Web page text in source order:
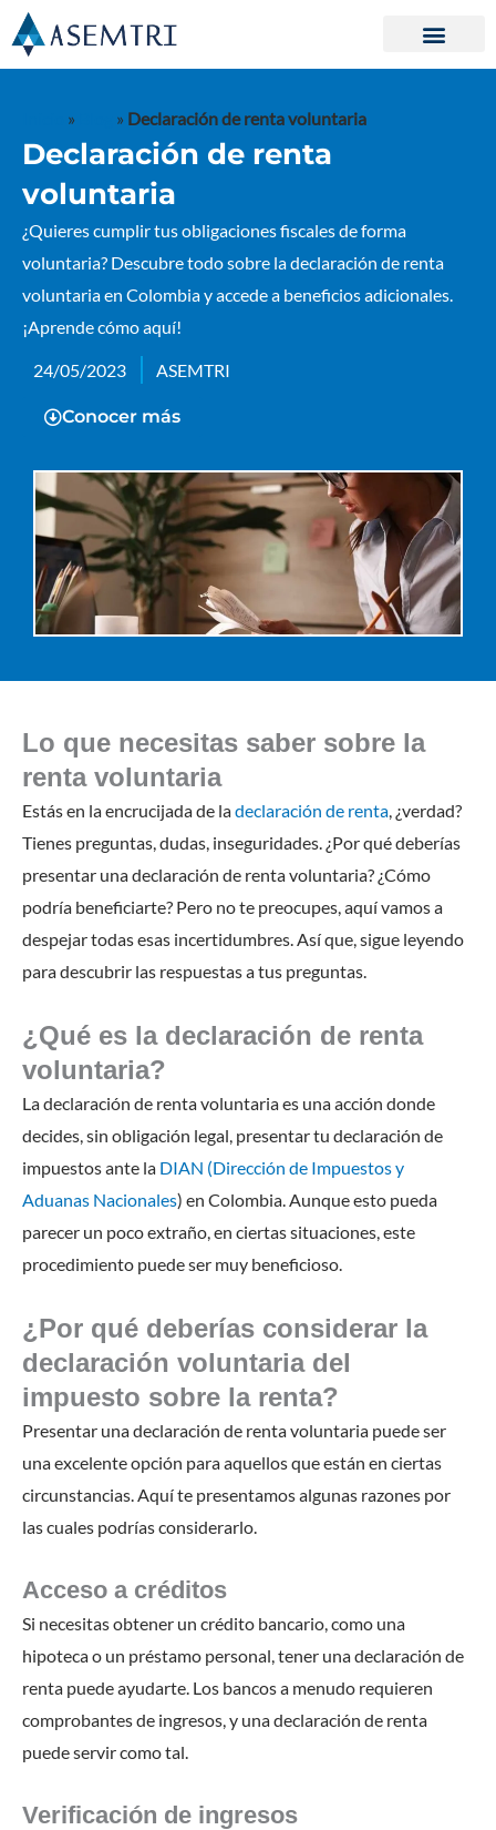
al
» » Declaración de renta voluntaria
Declaración de renta
voluntaria
¿Quieres cumplir tus obligaciones fiscales de forma
voluntaria? Descubre todo sobre la declaración de renta
voluntaria en Colombia y accede a beneficios adicionales.
¡Aprende cómo aquí!
24/05/2023 ASEMTRI
Conocer más
Lo que necesitas saber sobre la
renta voluntaria
Estás en la encrucijada de ladeclaración de renta, ¿verdad?
Tienes preguntas, dudas, inseguridades. ¿Por qué deberías
presentar una declaración de renta voluntaria? ¿Cómo
podría beneficiarte? Pero no te preocupes, aquí vamos a
despejar todas esas incertidumbres. Así que, sigue leyendo
para descubrir las respuestas a tus preguntas.
¿Qué es la declaración de renta
voluntaria?
La declaración de renta voluntaria es una acción donde
decides, sin obligación legal, presentar tu declaración de
impuestos ante la DIAN (Dirección de Impuestos y
Aduanas Nacionales) en Colombia. Aunque esto pueda
parecer un poco extraño, en ciertas situaciones, este
procedimiento puede ser muy beneficioso.
¿Por qué deberías considerar la
declaración voluntaria del
impuesto sobre la renta?
Presentar una declaración de renta voluntaria puede ser
una excelente opción para aquellos que están en ciertas
circunstancias. Aquí te presentamos algunas razones por
las cuales podrías considerarlo.
Acceso a créditos
Si necesitas obtener un crédito bancario, como una
hipoteca o un préstamo personal, tener una declaración de
renta puede ayudarte. Los bancos a menudo requieren
comprobantes de ingresos, y una declaración de renta
puede servir como tal.
Verificación de ingresos